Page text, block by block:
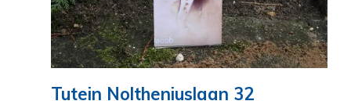
Tutein Noltheniuslaan 32